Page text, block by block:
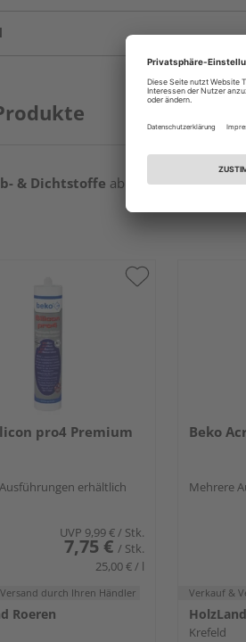
& Dichtstoffe ab 2,34 € / Stk.
pro4 Premium
erhältlich
UVP 9,99 €/ Stk.
7,75 € / Stk.
25,00 € / l
durch Ihren Händler
Roeren
Beko
Mehrere
Verkauf &
Krefeld